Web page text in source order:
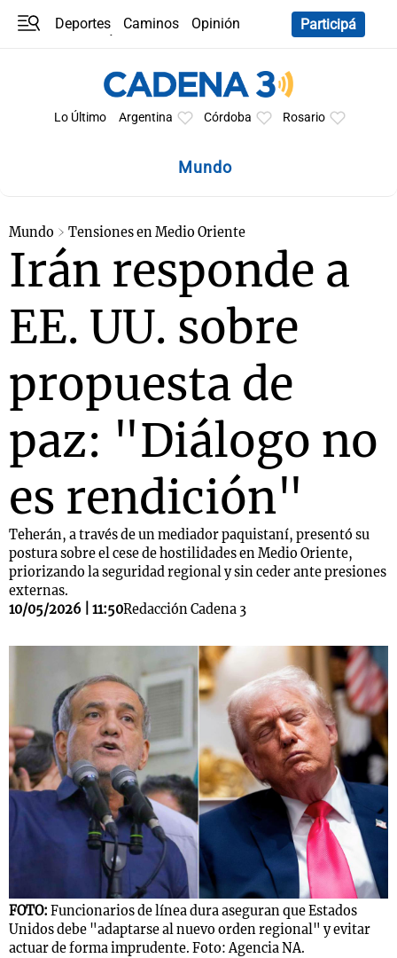
Deportes Caminos
Opinión
Participá
Lo Último Argentina Córdoba Rosario
Mundo
Mundo Tensiones en Medio Oriente
Irán responde a
EE. UU. sobre
propuesta de
paz: "Diálogo no
es rendición"
Teherán, a través de un mediador paquistaní, presentó su
postura sobre el cese de hostilidades en Medio Oriente,
priorizando la seguridad regional y sin ceder ante presiones
externas.
10/05/2026 | 11:50Redacción Cadena 3
FOTO: Funcionarios de línea dura aseguran que Estados
Unidos debe "adaptarse al nuevo orden regional" y evitar
actuar de forma imprudente. Foto: Agencia NA.
Notas
Mundial 2026
Notas
La Sole en
Cadena 3